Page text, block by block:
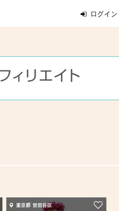
ログイン
東京都 世田谷区